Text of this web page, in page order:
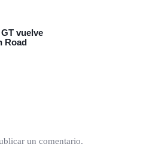
vuelve
Road
un comentario.